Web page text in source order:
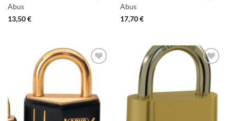
Abus
13,50€
Abus
17,70€